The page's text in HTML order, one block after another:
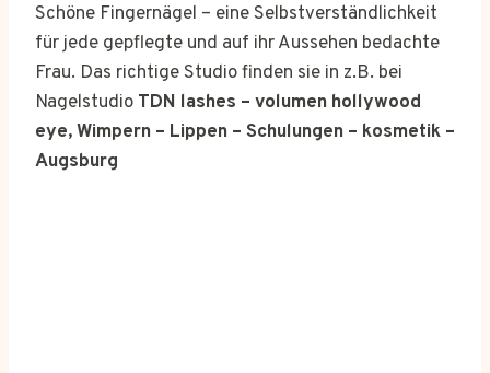
Schöne Fingernägel – eine Selbstverständlichkeit
für jede gepflegte und auf ihr Aussehen bedachte
Frau. Das richtige Studio finden sie in z.B. bei
Nagelstudio TDN lashes – volumen hollywood
eye, Wimpern – Lippen – Schulungen – kosmetik –
Augsburg